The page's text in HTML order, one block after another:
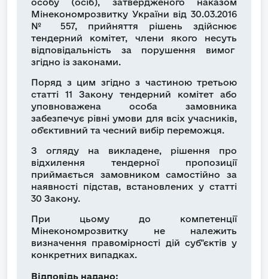
особу (осіб), затвердженого наказом
Мінекономрозвитку України від 30.03.2016
№ 557, прийняття рішень здійснює
тендерний комітет, члени якого несуть
відповідальність за порушення вимог
згідно із законами.
Поряд з цим згідно з частиною третьою
статті 11 Закону тендерний комітет або
уповноважена особа замовника
забезпечує рівні умови для всіх учасників,
об'єктивний та чесний вибір переможця.
З огляду на викладене, рішення про
відхилення тендерної пропозиції
приймається замовником самостійно за
наявності підстав, встановлених у статті
30 Закону.
При цьому до компетенції
Мінекономрозвитку не належить
визначення правомірності дій суб"єктів у
конкретних випадках.
Відповідь надано: